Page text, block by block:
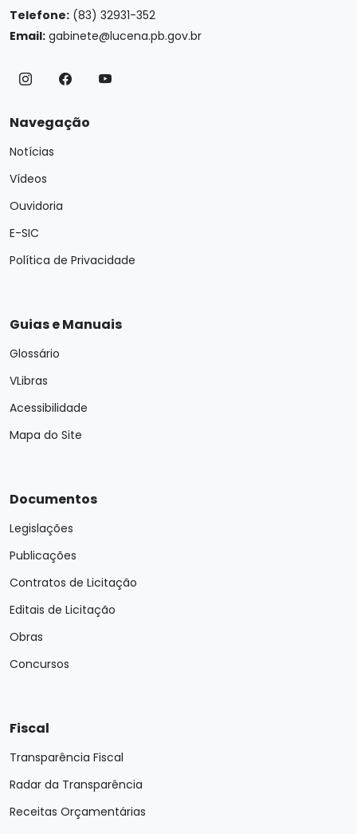
Telefone: (83) 32931-352
Email: gabinete@lucena.pb.gov.br
Navegação
Notícias
Vídeos
Ouvidoria
E-SIC
Política de Privacidade
Guias e Manuais
Glossário
VLibras
Acessibilidade
Mapa do Site
Documentos
Legislações
Publicações
Contratos de Licitação
Editais de Licitação
Obras
Concursos
Fiscal
Transparência Fiscal
Radar da Transparência
Receitas Orçamentárias